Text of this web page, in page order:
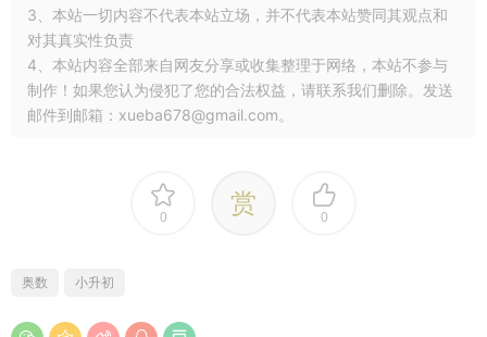
3、本站一切内容不代表本站立场，并不代表本站赞同其观点和
对其真实性负责
4、本站内容全部来自网友分享或收集整理于网络，本站不参与
制作！如果您认为侵犯了您的合法权益，请联系我们删除。发送
邮件到邮箱：xueba678@gmail.com。
0 赏 0
奥数 小升初